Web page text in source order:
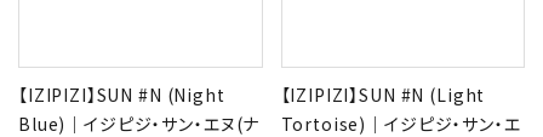
【IZIPIZI】SUN #N (Night
Blue)｜イジピジ・サン・エヌ(ナ
【IZIPIZI】SUN #N (Light
Tortoise)｜イジピジ・サン・エ